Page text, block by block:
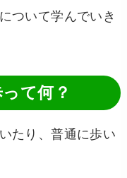
ついて学んでいき
て何？
たり、普通に歩い